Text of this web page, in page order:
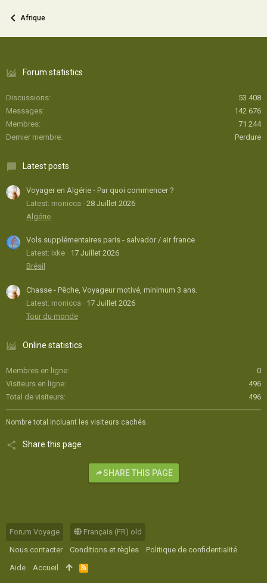
Afrique
Forum statistics
Discussions
53 408
Messages
142 676
Membres
71 244
Dernier membre
Perdure
Latest posts
Voyager en Algérie - Par quoi commencer ?
Latest: monicca
28 Juillet 2026
Algérie
Vols supplémentaires paris - salvador / air france
Latest: ixke
17 Juillet 2026
Brésil
Chasse - Pêche, Voyageur motivé, minimum 3 ans.
Latest: monicca
17 Juillet 2026
Tour du monde
Online statistics
Membres en ligne
0
Visiteurs en ligne
496
Total de visiteurs
496
Nombre total incluant les visiteurs cachés.
Share this page
SHARE THIS PAGE
Forum Voyage
Français (FR) old
Nous contacter
Conditions et règles
Politique de confidentialité
Aide
Accueil
R
S